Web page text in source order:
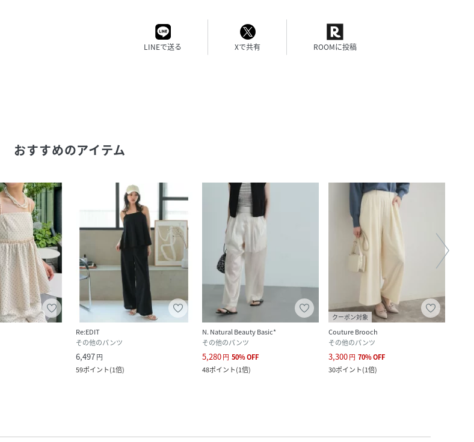
LINEで送る Xで共有 ROOMに投稿
おすすめのアイテム
Re:EDIT
その他のパンツ
6,497円
59ポイント(1倍)
N. Natural Beauty Basic*
その他のパンツ
5,280円 50%OFF
48ポイント(1倍)
クーポン対象
Couture Brooch
その他のパンツ
3,300円 70%OFF
30ポイント(1倍)